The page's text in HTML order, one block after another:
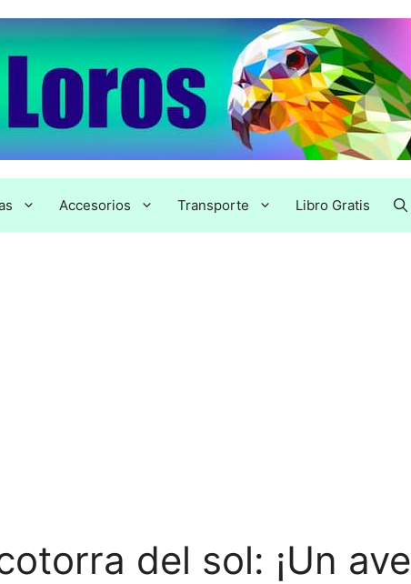
Accesorios Transporte Libro Gratis
del sol: ¡Un ave